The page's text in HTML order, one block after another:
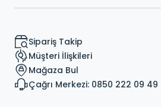
Sipariş Takip
Müşteri İlişkileri
Mağaza Bul
Çağrı Merkezi: 0850 222 09 49